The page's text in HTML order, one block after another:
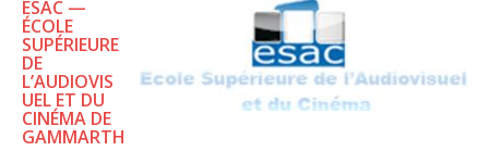
ESAC —
ÉCOLE
SUPÉRIEURE
DE
L’AUDIOVIS
UEL ET DU
CINÉMA DE
GAMMARTH